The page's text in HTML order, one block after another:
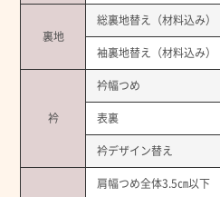
裏地
総裏地替え（材料込み）
袖裏地替え（材料込み）
衿
衿幅つめ
表裏
衿デザイン替え
肩幅つめ全体3.5㎝以下